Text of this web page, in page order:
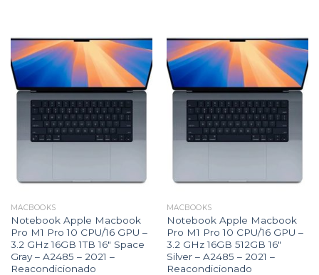
MACBOOKS
Notebook Apple Macbook
Pro M1 Pro 10 CPU/16 GPU –
3.2 GHz 16GB 1TB 16″ Space
Gray – A2485 – 2021 –
Reacondicionado
MACBOOKS
Notebook Apple Macbook
Pro M1 Pro 10 CPU/16 GPU –
3.2 GHz 16GB 512GB 16″
Silver – A2485 – 2021 –
Reacondicionado